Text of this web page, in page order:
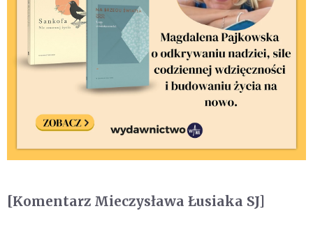
[Komentarz Mieczysława Łusiaka SJ]